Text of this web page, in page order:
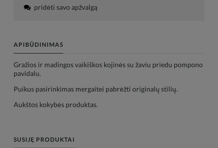
pridėti savo apžvalgą
APIBŪDINIMAS
Gražios ir madingos vaikiškos kojinės su žaviu priedu pompono
pavidalu.
Puikus pasirinkimas mergaitei pabrėžti originalų stilių.
Aukštos kokybės produktas.
SUSIJĘ PRODUKTAI